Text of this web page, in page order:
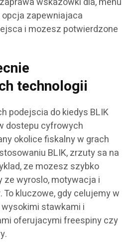
zapewniajaca
i mozesz potwierdzone
technologii
podejscia do kiedys BLIK
dostepu cyfrowych
okolice fiskalny w grach
BLIK, zrzuty sa na
ze mozesz szybko
wyroslo, motywacja i
kluczowe, gdy celujemy w
stawkami i
oferujacymi freespiny czy